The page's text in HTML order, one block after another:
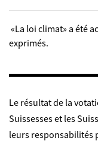
«La loi climat» a été
exprimés.
Le résultat de la
Suissesses et les
leurs responsabilités